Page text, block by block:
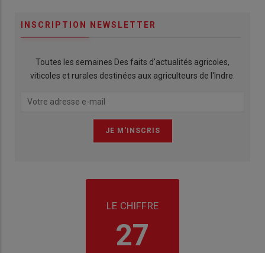
INSCRIPTION NEWSLETTER
Toutes les semaines Des faits d'actualités agricoles,
viticoles et rurales destinées aux agriculteurs de l'Indre.
LE CHIFFRE
27